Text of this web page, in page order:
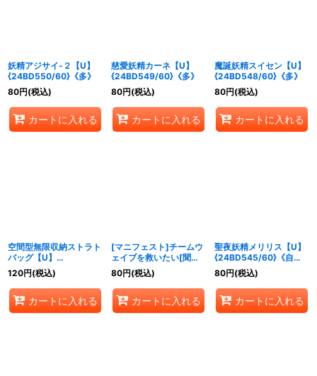
妖精アジサイ-２【U】
{24BD550/60}《多》
80円(税込)
カートに入れる
慈愛妖精カーネ【U】
{24BD549/60}《多》
80円(税込)
カートに入れる
魔誕妖精スイセン【U】
{24BD548/60}《多》
80円(税込)
カートに入れる
空間型無限収納ストラト
バッグ【U】
{24BD547/60}《自
然》
120円(税込)
カートに入れる
[マニフェスト]チームウ
ェイブを救いたい[聞け]
【U】{24BD546/60}
《自然》
80円(税込)
カートに入れる
聖夜妖精メリリス【U】
{24BD545/60}《自
然》
80円(税込)
カートに入れる